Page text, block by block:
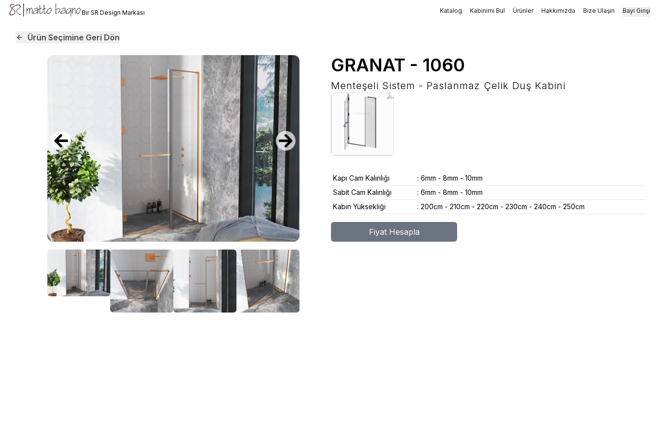
Bir SR Design Markası Katalog Kabinimi Bul Ürünler Hakkımızda Bize Ulaşın Bayi Girişi
Ürün Seçimine Geri Dön
GRANAT - 1060
Menteşeli Sistem - Paslanmaz Çelik Duş Kabini
Kapı Cam Kalınlığı : 6mm - 8mm - 10mm
Sabit Cam Kalınlığı
: 6mm - 8mm - 10mm
Kabin Yüksekliği
: 200cm - 210cm - 220cm - 230cm - 240cm - 250cm
Fiyat Hesapla